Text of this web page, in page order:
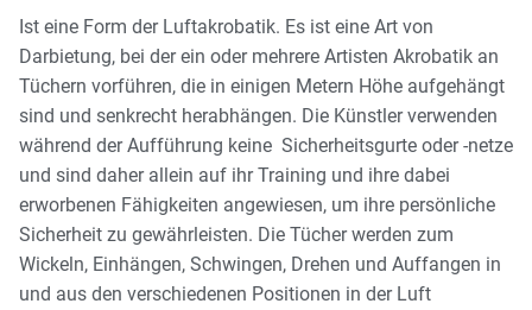
Ist eine Form der Luftakrobatik. Es ist eine Art von
Darbietung, bei der ein oder mehrere Artisten Akrobatik an
Tüchern vorführen, die in einigen Metern Höhe aufgehängt
sind und senkrecht herabhängen. Die Künstler verwenden
während der Aufführung keine Sicherheitsgurte oder -netze
und sind daher allein auf ihr Training und ihre dabei
erworbenen Fähigkeiten angewiesen, um ihre persönliche
Sicherheit zu gewährleisten. Die Tücher werden zum
Wickeln, Einhängen, Schwingen, Drehen und Auffangen in
und aus den verschiedenen Positionen in der Luft